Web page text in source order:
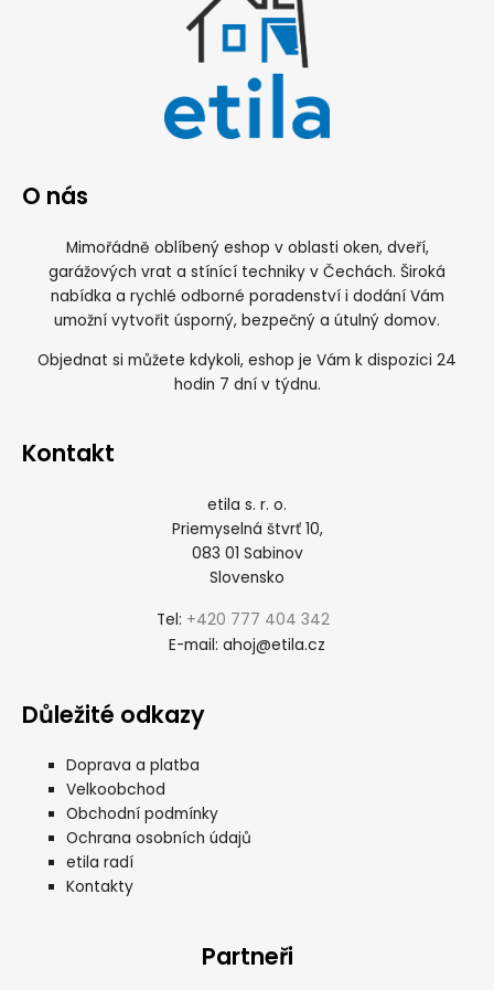
O nás
Mimořádně oblíbený eshop v oblasti oken, dveří,
garážových vrat a stínící techniky v Čechách. Široká
nabídka a rychlé odborné poradenství i dodání Vám
umožní vytvořit úsporný, bezpečný a útulný domov.
Objednat si můžete kdykoli, eshop je Vám k dispozici 24
hodin 7 dní v týdnu.
Kontakt
etila s. r. o.
Priemyselná štvrť 10,
083 01 Sabinov
Slovensko
Tel: +420 777 404 342
E-mail: ahoj@etila.cz
Důležité odkazy
Doprava a platba
Velkoobchod
Obchodní podmínky
Ochrana osobních údajů
etila radí
Kontakty
Partneři